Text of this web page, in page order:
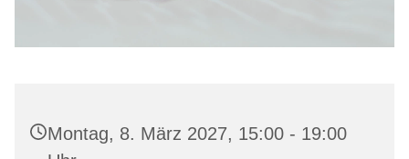
Montag, 8. März 2027, 15:00 - 19:00